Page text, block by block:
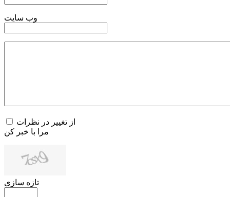
وب سایت
از تغییر در نظرات
مرا با خبر کن
تازه سازی